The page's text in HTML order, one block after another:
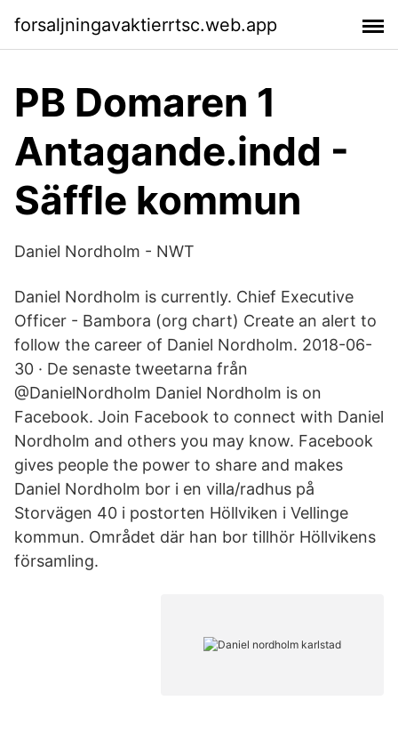
forsaljningavaktierrtsc.web.app
PB Domaren 1
Antagande.indd -
Säffle kommun
Daniel Nordholm - NWT
Daniel Nordholm is currently. Chief Executive
Officer - Bambora (org chart) Create an alert to
follow the career of Daniel Nordholm. 2018-06-
30 · De senaste tweetarna från
@DanielNordholm Daniel Nordholm is on
Facebook. Join Facebook to connect with Daniel
Nordholm and others you may know. Facebook
gives people the power to share and makes
Daniel Nordholm bor i en villa/radhus på
Storvägen 40 i postorten Höllviken i Vellinge
kommun. Området där han bor tillhör Höllvikens
församling.